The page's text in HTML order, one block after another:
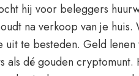
hij voor beleggers
na verkoop van je
te besteden. Geld
als dé gouden